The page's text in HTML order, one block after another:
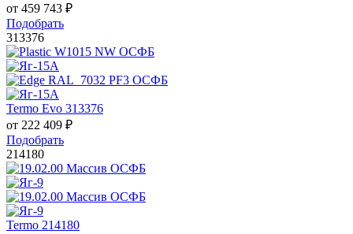
от 459 743 ₽
Подобрать
313376
Termo Evo 313376
от 222 409 ₽
Подобрать
214180
Termo 214180